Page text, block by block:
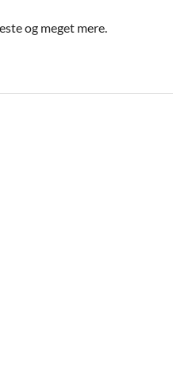
og meget mere.